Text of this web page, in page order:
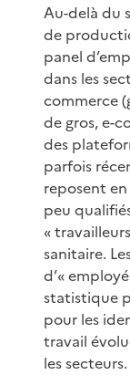
Au-delà du
de
panel
dans les
commerce
de gros, e-
des
parfois
reposent
peu
«
sanitaire.
d’«
statistique
pour les
travail
les secteurs.